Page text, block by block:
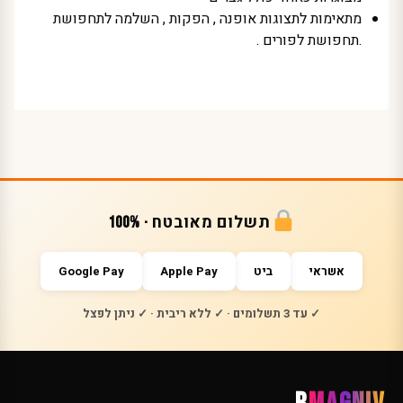
מתאימות לתצוגות אופנה , הפקות , השלמה לתחפושת
.תחפושת לפורים .
תשלום מאובטח · 100%
אשראי ביט Apple Pay
Google Pay
✓ עד 3 תשלומים · ✓ ללא ריבית · ✓ ניתן לפצל